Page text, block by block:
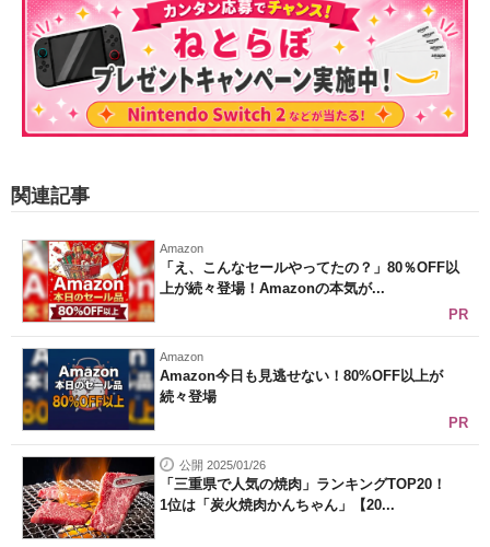
関連記事
Amazon
「え、こんなセールやってたの？」80％OFF以
上が続々登場！Amazonの本気が...
PR
Amazon
Amazon今日も見逃せない！80%OFF以上が
続々登場
PR
公開 2025/01/26
「三重県で人気の焼肉」ランキングTOP20！
1位は「炭火焼肉かんちゃん」【20...